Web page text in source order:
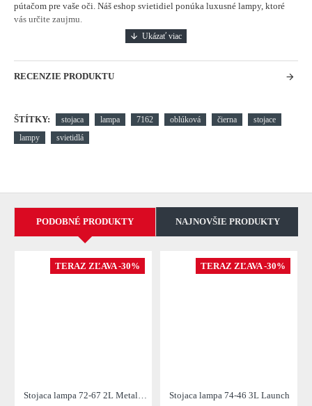
pútačom pre vaše oči. Náš eshop svietidiel ponúka luxusné lampy, ktoré
vás určite zaujmu.
RECENZIE PRODUKTU
ŠTÍTKY: stojaca lampa 7162 oblúková čierna
stojace
lampy
svietidlá
PODOBNÉ PRODUKTY NAJNOVŠIE PRODUKTY
TERAZ ZĽAVA -30%
Stojaca lampa 72-67 2L Metal Blinds
TERAZ ZĽAVA -30%
Stojaca lampa 74-46 3L Launch